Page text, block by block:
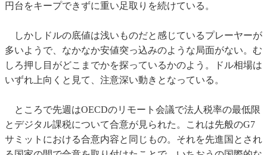
円台をキープできずに重い足取りを続けている。
しかしドルの底値は浅いものだと感じているプレーヤーが
多いようで、なかなか安値突っ込みのような局面がない。む
しろ押し目がどこまでかを探っているかのよう。ドル相場は
いずれ上向くと見て、注意深い動きとなっている。
ところで先週はOECDのリモート会議で法人税率の最低限
とデジタル課税について合意が見られた。これは先般のG7
サミットにおける合意内容と同じもの。それを先進国とされ